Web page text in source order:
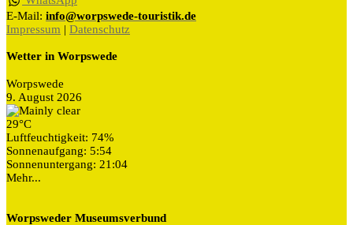
E-Mail: info@worpswede-touristik.de
Impressum | Datenschutz
Wetter in Worpswede
Worpswede
9. August 2026
29°C
Luftfeuchtigkeit: 74%
Sonnenaufgang: 5:54
Sonnenuntergang: 21:04
Mehr...
Worpsweder Museumsverbund